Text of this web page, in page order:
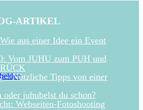
ARTIKEL
aus einer Idee ein Event
Vom JUHU zum PUH und
– Nützliche Tipps von einer
oder juhubelst du schon?
Webseiten-Fotoshooting